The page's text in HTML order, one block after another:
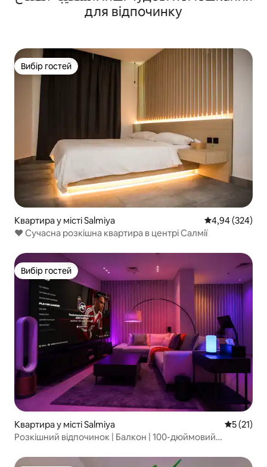
для відпочинку
Вибір гостей
Вибір гостей
Квартира у місті Salmiya Середня
4,94 (324)
♥ Сучасна розкішна квартира в центрі Салмії
Вибір гостей
Вибір гостей
Квартира у місті Salmiya Середня
5 (21)
Розкішний відпочинок | Балкон | 100-дюймовий